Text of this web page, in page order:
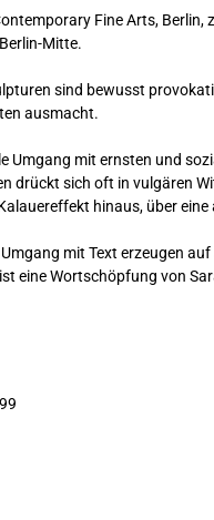
Fine Arts,
Mitte.
sind bewusst
ausmacht.
Umgang mit ernsten und
drückt sich oft in vulgären
hinaus, über
mit Text erzeugen
eine Wortschöpfung von